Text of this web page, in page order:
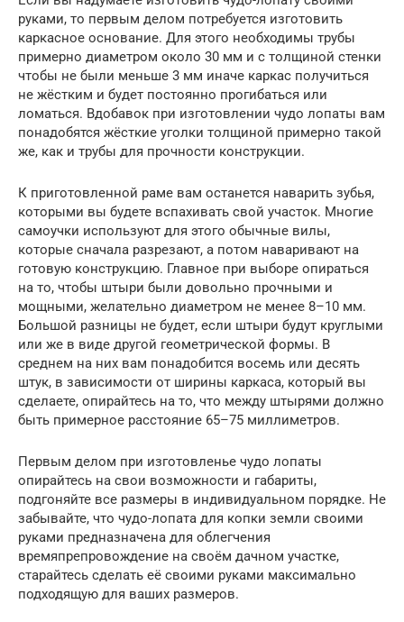
руками, то первым делом потребуется изготовить
каркасное основание. Для этого необходимы трубы
примерно диаметром около 30 мм и с толщиной стенки
чтобы не были меньше 3 мм иначе каркас получиться
не жёстким и будет постоянно прогибаться или
ломаться. Вдобавок при изготовлении чудо лопаты вам
понадобятся жёсткие уголки толщиной примерно такой
же, как и трубы для прочности конструкции.
К приготовленной раме вам останется наварить зубья,
которыми вы будете вспахивать свой участок. Многие
самоучки используют для этого обычные вилы,
которые сначала разрезают, а потом наваривают на
готовую конструкцию. Главное при выборе опираться
на то, чтобы штыри были довольно прочными и
мощными, желательно диаметром не менее 8–10 мм.
Большой разницы не будет, если штыри будут круглыми
или же в виде другой геометрической формы. В
среднем на них вам понадобится восемь или десять
штук, в зависимости от ширины каркаса, который вы
сделаете, опирайтесь на то, что между штырями должно
быть примерное расстояние 65–75 миллиметров.
Первым делом при изготовленье чудо лопаты
опирайтесь на свои возможности и габариты,
подгоняйте все размеры в индивидуальном порядке. Не
забывайте, что чудо-лопата для копки земли своими
руками предназначена для облегчения
времяпрепровождение на своём дачном участке,
старайтесь сделать её своими руками максимально
подходящую для ваших размеров.